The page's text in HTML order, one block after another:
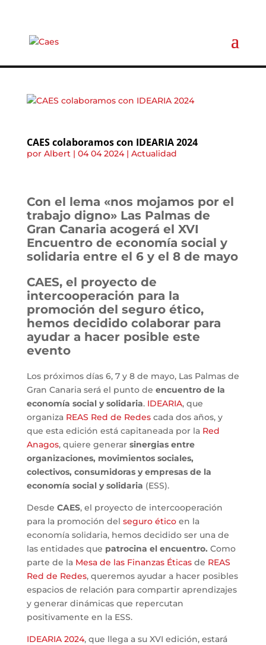
CAES colaboramos con IDEARIA 2024
por Albert| 04 04 2024| Actualidad
Con el lema «nos mojamos por el
trabajo digno» Las Palmas de
Gran Canaria acogerá el XVI
Encuentro de economía social y
solidaria entre el 6 y el 8 de mayo
CAES, el proyecto de
intercooperación para la
promoción del seguro ético,
hemos decidido colaborar para
ayudar a hacer posible este
evento
Los próximos días 6, 7 y 8 de mayo, Las Palmas de
Gran Canaria será el punto de encuentro de la
economía social y solidaria. IDEARIA, que
organiza REAS Red de Redescada dos años, y
que esta edición está capitaneada por la Red
Anagos, quiere generar sinergias entre
organizaciones, movimientos sociales,
colectivos, consumidoras y empresas de la
economía social y solidaria (ESS).
Desde CAES, el proyecto de intercooperación
para la promoción del seguro éticoen la
economía solidaria, hemos decidido ser una de
las entidades que patrocina el encuentro. Como
parte de la Mesa de las Finanzas Éticasde REAS
Red de Redes, queremos ayudar a hacer posibles
espacios de relación para compartir aprendizajes
y generar dinámicas que repercutan
positivamente en la ESS.
IDEARIA 2024, que llega a su XVI edición, estará